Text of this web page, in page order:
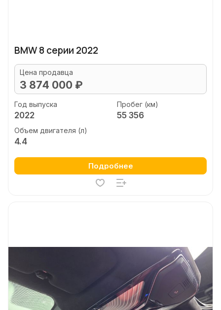
BMW 8 серии 2022
Цена продавца
3 874 000 ₽
Год выпуска
2022
Пробег (км)
55 356
Объем двигателя (л)
4.4
Подробнее